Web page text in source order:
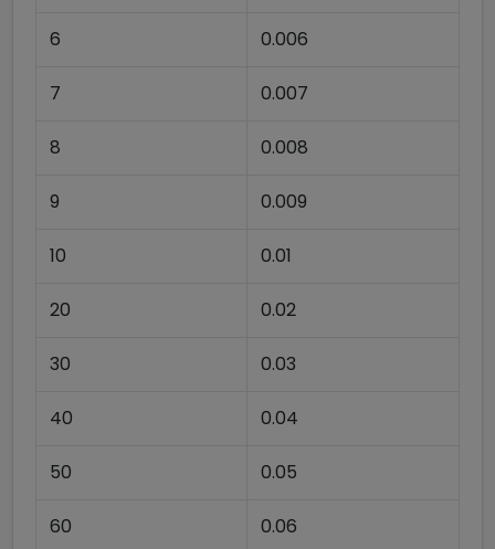
6 0.006
7 0.007
8 0.008
9 0.009
10 0.01
20 0.02
30 0.03
40 0.04
50 0.05
60 0.06